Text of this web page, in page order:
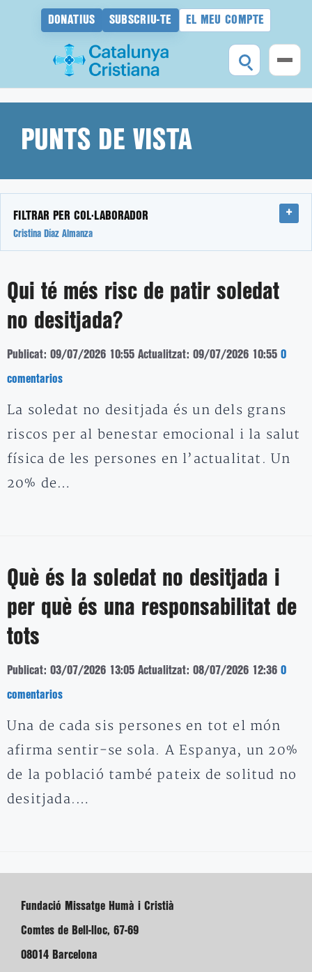
DONATIUS SUBSCRIU-TE EL MEU COMPTE
contingutPUNTS DE VISTA
FILTRAR PER COL·LABORADOR
Cristina Díaz Almanza
Qui té més risc de patir soledat
no desitjada?
Publicat: 09/07/2026 10:55 Actualitzat: 09/07/2026 10:55 0
comentarios
La soledat no desitjada és un dels grans
riscos per al benestar emocional i la salut
física de les persones en l’actualitat. Un
20% de…
Què és la soledat no desitjada i
per què és una responsabilitat de
tots
Publicat: 03/07/2026 13:05 Actualitzat: 08/07/2026 12:36 0
comentarios
Una de cada sis persones en tot el món
afirma sentir-se sola. A Espanya, un 20%
de la població també pateix de solitud no
desitjada.…
Fundació Missatge Humà i Cristià
Comtes de Bell-lloc, 67-69
08014 Barcelona